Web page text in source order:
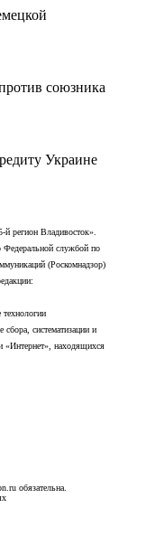
союзника
Украине
й регион Владивосток».
службой по
(Роскомнадзор)
систематизации и
«Интернет», находящихся
обязательна.